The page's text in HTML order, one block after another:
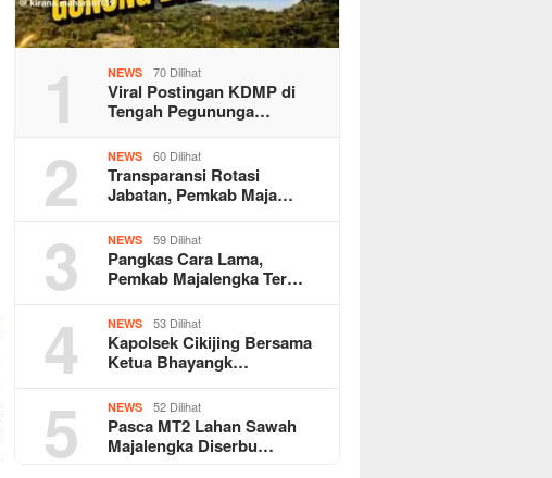
1 NEWS 70 Dilihat
Viral Postingan KDMP di
Tengah Pegununga…
2 NEWS 60 Dilihat
Transparansi Rotasi
Jabatan, Pemkab Maja…
3 NEWS 59 Dilihat
Pangkas Cara Lama,
Pemkab Majalengka Ter…
4 NEWS 53 Dilihat
Kapolsek Cikijing Bersama
Ketua Bhayangk…
5 NEWS 52 Dilihat
Pasca MT2 Lahan Sawah
Majalengka Diserbu…